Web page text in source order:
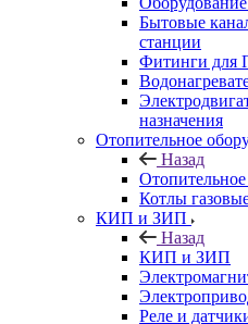
Бытовые
станции
Фитинги для
назначения
Отопительное
Назад
Котлы
КИП и ЗИП
Назад
КИП и ЗИП
Реле и